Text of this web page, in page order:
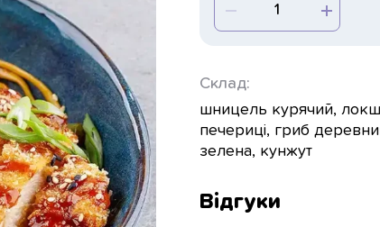
Склад:
шницель курячий,
печериці, гриб
зелена, кунжут
Відгуки